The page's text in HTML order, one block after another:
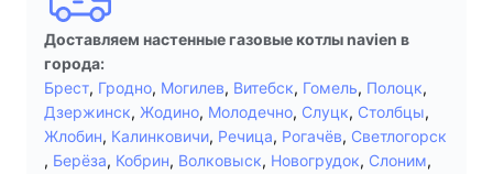
Доставляем настенные газовые котлы navien в
города:
Брест, Гродно, Могилев, Витебск, Гомель, Полоцк,
Дзержинск, Жодино, Молодечно, Слуцк, Столбцы,
Жлобин, Калинковичи, Речица, Рогачёв, Светлогорск
, Берёза, Кобрин, Волковыск, Новогрудок, Слоним,